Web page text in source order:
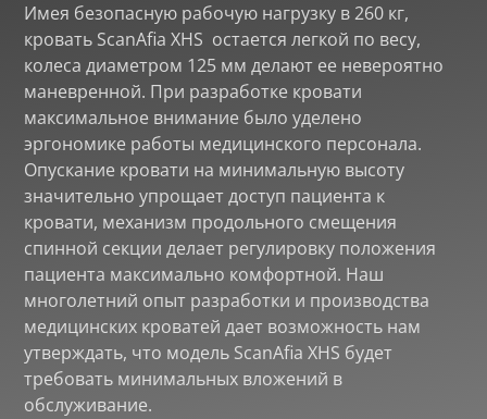
Имея безопасную рабочую нагрузку в 260 кг,
кровать ScanAfia XHS остается легкой по весу,
колеса диаметром 125 мм делают ее невероятно
маневренной. При разработке кровати
максимальное внимание было уделено
эргономике работы медицинского персонала.
Опускание кровати на минимальную высоту
значительно упрощает доступ пациента к
кровати, механизм продольного смещения
спинной секции делает регулировку положения
пациента максимально комфортной. Наш
многолетний опыт разработки и производства
медицинских кроватей дает возможность нам
утверждать, что модель ScanAfia XHS будет
требовать минимальных вложений в
обслуживание.